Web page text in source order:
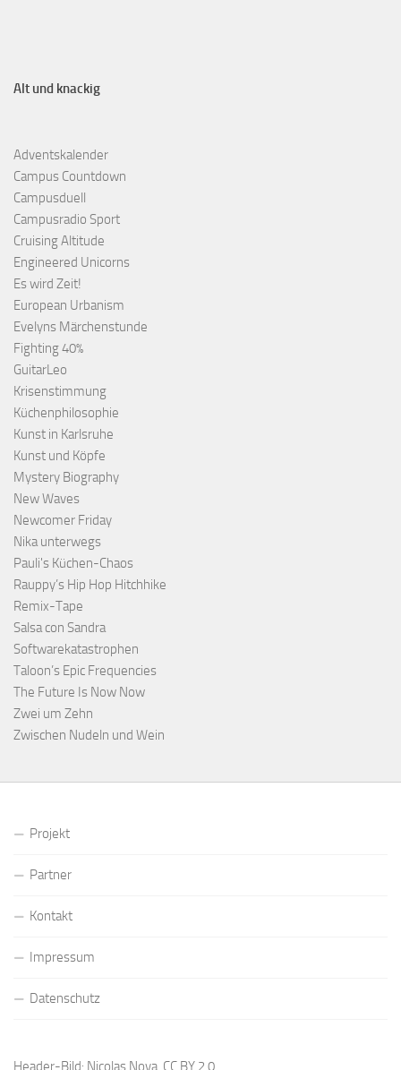
Alt und knackig
Adventskalender
Campus Countdown
Campusduell
Campusradio Sport
Cruising Altitude
Engineered Unicorns
Es wird Zeit!
European Urbanism
Evelyns Märchenstunde
Fighting 40%
GuitarLeo
Krisenstimmung
Küchenphilosophie
Kunst in Karlsruhe
Kunst und Köpfe
Mystery Biography
New Waves
Newcomer Friday
Nika unterwegs
Pauli's Küchen-Chaos
Rauppy’s Hip Hop Hitchhike
Remix-Tape
Salsa con Sandra
Softwarekatastrophen
Taloon’s Epic Frequencies
The Future Is Now Now
Zwei um Zehn
Zwischen Nudeln und Wein
Projekt
Partner
Kontakt
Impressum
Datenschutz
Header-Bild: Nicolas Nova, CC BY 2.0